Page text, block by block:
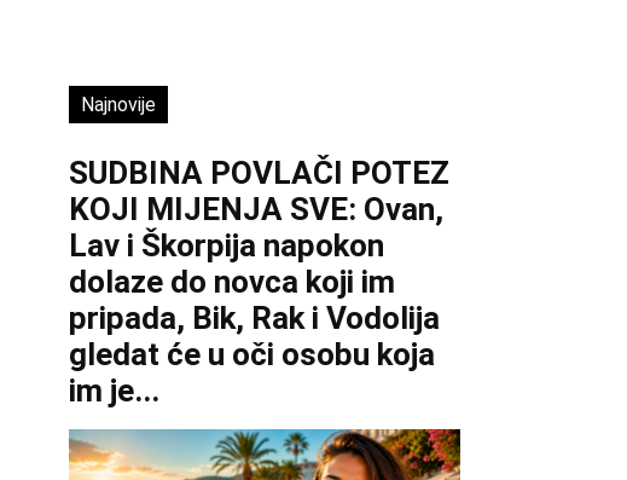
Najnovije
SUDBINA POVLAČI POTEZ
KOJI MIJENJA SVE: Ovan,
Lav i Škorpija napokon
dolaze do novca koji im
pripada, Bik, Rak i Vodolija
gledat će u oči osobu koja
im je...